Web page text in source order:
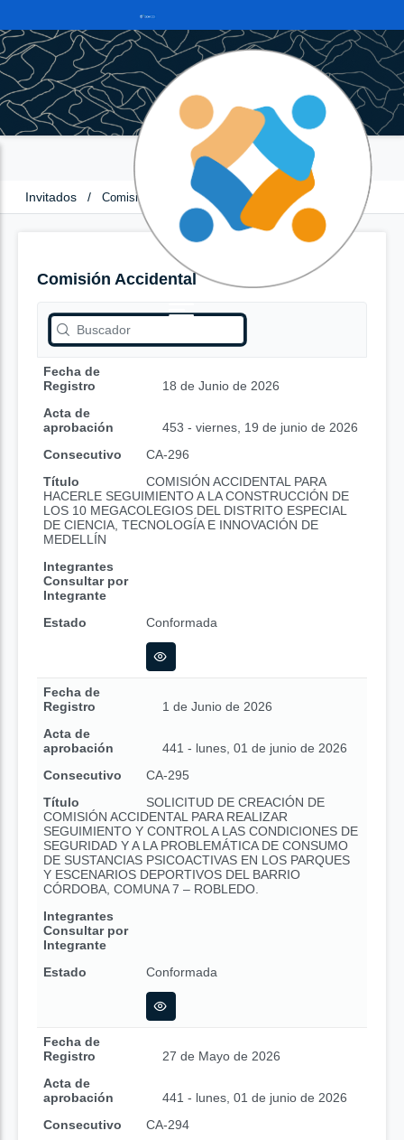
Invitados / Comisión Accidental
Comisión Accidental
Fecha de
Registro
18 de Junio de 2026
Acta de
aprobación
453 - viernes, 19 de junio de 2026
Consecutivo
CA-296
Título
COMISIÓN ACCIDENTAL PARA
HACERLE SEGUIMIENTO A LA CONSTRUCCIÓN DE
LOS 10 MEGACOLEGIOS DEL DISTRITO ESPECIAL
DE CIENCIA, TECNOLOGÍA E INNOVACIÓN DE
MEDELLÍN
Integrantes
Consultar por
Integrante
Estado
Conformada
Fecha de
Registro
1 de Junio de 2026
Acta de
aprobación
441 - lunes, 01 de junio de 2026
Consecutivo
CA-295
Título
SOLICITUD DE CREACIÓN DE
COMISIÓN ACCIDENTAL PARA REALIZAR
SEGUIMIENTO Y CONTROL A LAS CONDICIONES DE
SEGURIDAD Y A LA PROBLEMÁTICA DE CONSUMO
DE SUSTANCIAS PSICOACTIVAS EN LOS PARQUES
Y ESCENARIOS DEPORTIVOS DEL BARRIO
CÓRDOBA, COMUNA 7 – ROBLEDO.
Integrantes
Consultar por
Integrante
Estado
Conformada
Fecha de
Registro
27 de Mayo de 2026
Acta de
aprobación
441 - lunes, 01 de junio de 2026
Consecutivo
CA-294